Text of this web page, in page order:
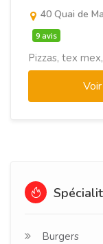
40 Quai de
9 avis
Pizzas, tex
Burgers